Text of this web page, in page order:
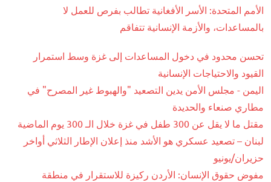
الأمم المتحدة: الأسر الأفغانية تطالب بفرص للعمل لا
بالمساعدات، والأزمة الإنسانية تتفاقم
تحسن محدود في دخول المساعدات إلى غزة وسط استمرار
القيود والاحتياجات الإنسانية
اليمن - مجلس الأمن يدين التصعيد "والهبوط غير المصرح" في
مطاري صنعاء والحديدة
مقتل ما لا يقل عن 300 طفل في غزة خلال الـ 300 يوم الماضية
لبنان – تصعيد عسكري هو الأشد منذ إعلان الإطار الثلاثي أواخر
حزيران/يونيو
مفوض حقوق الإنسان: الأردن ركيزة للاستقرار في منطقة